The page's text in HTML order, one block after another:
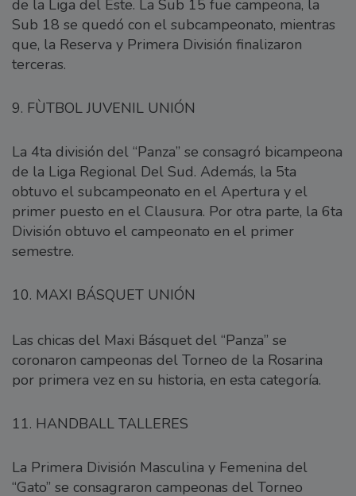
de la Liga del Este. La Sub 15 fue campeona, la
Sub 18 se quedó con el subcampeonato, mientras
que, la Reserva y Primera División finalizaron
terceras.
9. FÙTBOL JUVENIL UNIÓN
La 4ta división del “Panza” se consagró bicampeona
de la Liga Regional Del Sud. Además, la 5ta
obtuvo el subcampeonato en el Apertura y el
primer puesto en el Clausura. Por otra parte, la 6ta
División obtuvo el campeonato en el primer
semestre.
10. MAXI BÁSQUET UNIÓN
Las chicas del Maxi Básquet del “Panza” se
coronaron campeonas del Torneo de la Rosarina
por primera vez en su historia, en esta categoría.
11. HANDBALL TALLERES
La Primera División Masculina y Femenina del
“Gato” se consagraron campeonas del Torneo